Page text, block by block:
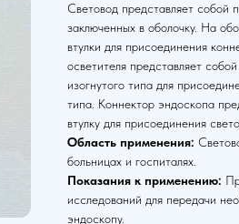
Световод представляет собой
заключенных в оболочку. На
втулки для присоединения
осветителя представляет
изогнутого типа для
типа. Коннектор эндоскопа
втулку для присоединения
Область применения:
больницах и госпиталях.
Показания к применению:
исследований для передачи
эндоскопу.